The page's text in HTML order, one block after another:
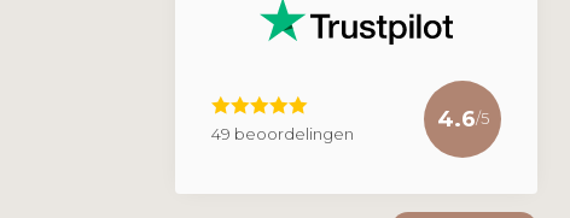
49 beoordelingen
4.6/5